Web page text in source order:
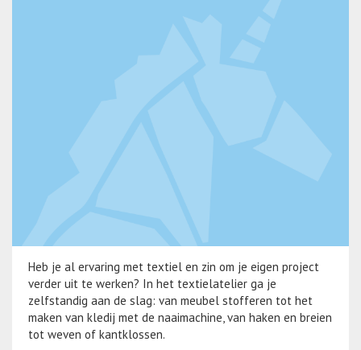
Heb je al ervaring met textiel en zin om je eigen project
verder uit te werken? In het textielatelier ga je
zelfstandig aan de slag: van meubel stofferen tot het
maken van kledij met de naaimachine, van haken en breien
tot weven of kantklossen.